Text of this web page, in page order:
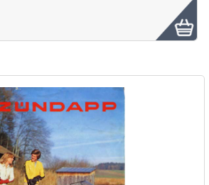
KABELS
LAMPEN
BA7S
BA9S